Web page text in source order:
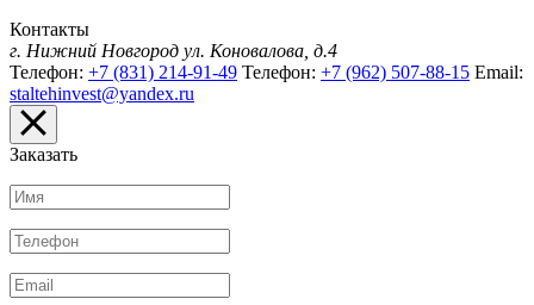
Контакты
г. Нижний Новгород ул. Коновалова, д.4
Телефон: +7 (831) 214-91-49 Телефон: +7 (962) 507-88-15 Email:
staltehinvest@yandex.ru
Заказать